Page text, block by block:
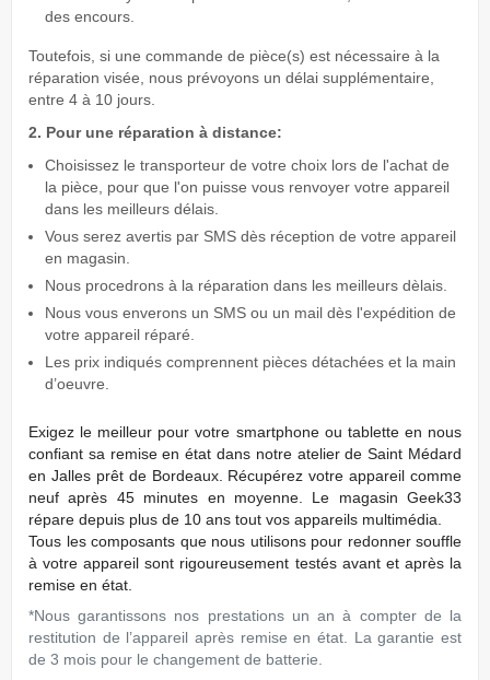
des encours.
Toutefois, si une commande de pièce(s) est nécessaire à la
réparation visée, nous prévoyons un délai supplémentaire,
entre 4 à 10 jours.
2. Pour une réparation à distance:
Choisissez le transporteur de votre choix lors de l'achat de
la pièce, pour que l'on puisse vous renvoyer votre appareil
dans les meilleurs délais.
Vous serez avertis par SMS dès réception de votre appareil
en magasin.
Nous procedrons à la réparation dans les meilleurs dèlais.
Nous vous enverons un SMS ou un mail dès l'expédition de
votre appareil réparé.
Les prix indiqués comprennent pièces détachées et la main
d’oeuvre.
Exigez le meilleur pour votre smartphone ou tablette en nous
conﬁant sa remise en état dans notre atelier de Saint Médard
en Jalles prêt de Bordeaux. Récupérez votre appareil comme
neuf après 45 minutes en moyenne. Le magasin Geek33
répare depuis plus de 10 ans tout vos appareils multimédia.
Tous les composants que nous utilisons pour redonner souffle
à votre appareil sont rigoureusement testés avant et après la
remise en état.
*Nous garantissons nos prestations un an à compter de la
restitution de l’appareil après remise en état. La garantie est
de 3 mois pour le changement de batterie.